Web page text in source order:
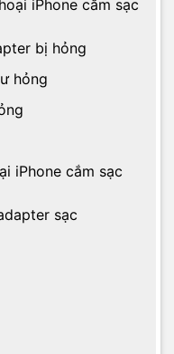
iPhone cắm sạc
bị hỏng
hỏng
iPhone cắm sạc
sạc